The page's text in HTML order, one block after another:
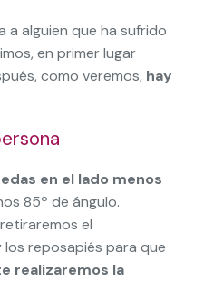
a alguien que ha sufrido
en primer lugar
como veremos, hay
en el lado menos
85º de ángulo.
el
reposapiés para que
realizaremos la